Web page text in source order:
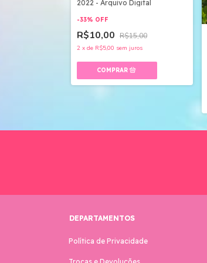
2022 - Arquivo Digital
-33% OFF
R$10,00 R$15,00
2 x de R$5,00 sem juros
DEPARTAMENTOS
Política de Privacidade